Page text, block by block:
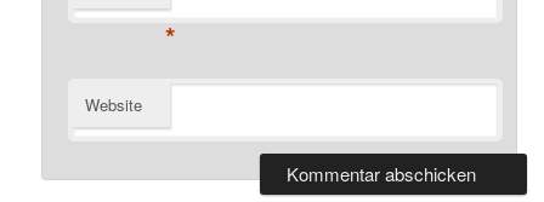
*
Website